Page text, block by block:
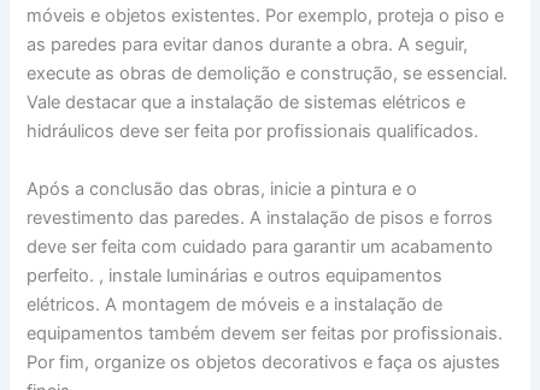
móveis e objetos existentes. Por exemplo, proteja o piso e
as paredes para evitar danos durante a obra. A seguir,
execute as obras de demolição e construção, se essencial.
Vale destacar que a instalação de sistemas elétricos e
hidráulicos deve ser feita por profissionais qualificados.
Após a conclusão das obras, inicie a pintura e o
revestimento das paredes. A instalação de pisos e forros
deve ser feita com cuidado para garantir um acabamento
perfeito. , instale luminárias e outros equipamentos
elétricos. A montagem de móveis e a instalação de
equipamentos também devem ser feitas por profissionais.
Por fim, organize os objetos decorativos e faça os ajustes